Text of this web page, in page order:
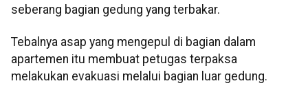
seberang bagian gedung yang terbakar.
Tebalnya asap yang mengepul di bagian dalam
apartemen itu membuat petugas terpaksa
melakukan evakuasi melalui bagian luar gedung.